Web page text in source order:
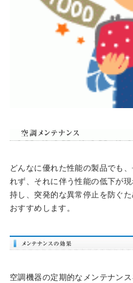
どんなに優れた性能の製品でも
れず、それに伴う性能の低下が
持し、突発的な異常停止を防ぐ
おすすめします。
空調機器の定期的なメンテナン